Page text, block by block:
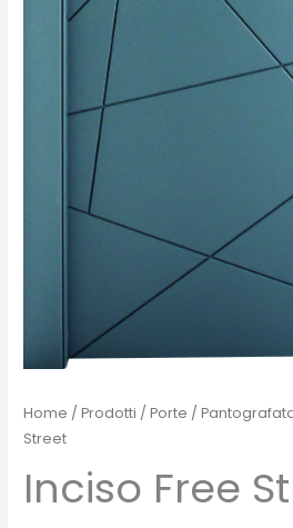
Home /Prodotti /Porte /
Street
Inciso Free